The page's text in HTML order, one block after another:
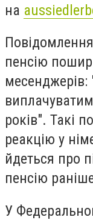
на
пенсію
месенджерів:
років". Такі
реакцію у
йдеться про
пенсію
У